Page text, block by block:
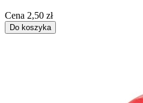
Cena 2,50 zł
Do koszyka